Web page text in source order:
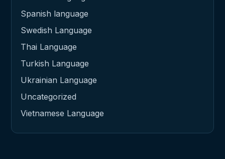
Spanish language
Swedish Language
Thai Language
Turkish Language
Ukrainian Language
Uncategorized
Vietnamese Language